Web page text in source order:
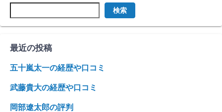
検索
最近の投稿
五十嵐太一の経歴や口コミ
武藤貴大の経歴や口コミ
岡部遼太郎の評判